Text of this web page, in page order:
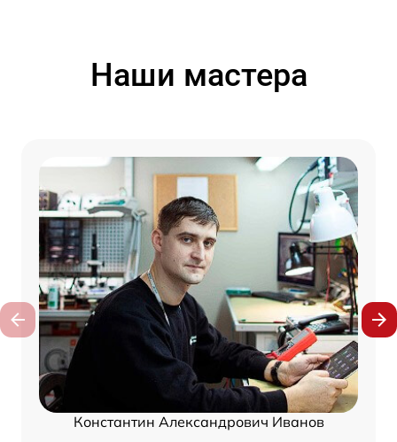
Наши мастера
Константин Александрович Иванов